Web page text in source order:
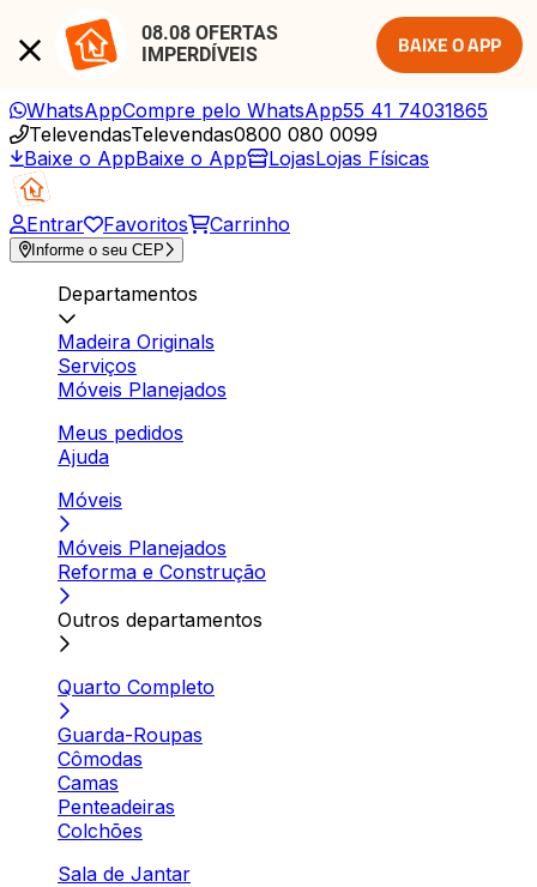
08.08 OFERTAS
IMPERDÍVEIS
BAIXE O APP
WhatsAppCompre pelo WhatsApp55 41 74031865
TelevendasTelevendas0800 080 0099
Baixe o AppBaixe o App LojasLojas Físicas
Entrar Favoritos Carrinho
Informe o seu CEP
Departamentos
Madeira Originals
Serviços
Móveis Planejados
Meus pedidos
Ajuda
Móveis
Móveis Planejados
Reforma e Construção
Outros departamentos
Quarto Completo
Guarda-Roupas
Cômodas
Camas
Penteadeiras
Colchões
Sala de Jantar